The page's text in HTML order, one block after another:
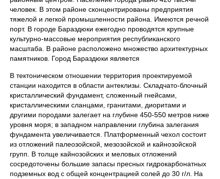
человек. В этом районе сконцентрированы предприятия
тяжелой и легкой промышленности района. Имеются речной
порт. В городе Бараздюки ежегодно проводятся крупные
культурно-массовые мероприятия республиканского
масштаба. В районе расположено множество архитектурных
памятников. Город Бараздюки является
В тектоническом отношении территория проектируемой
станции находится в области антеклизы. Складчато-блочный
кристаллический фундамент, сложенный гнейсами,
кристаллическими сланцами, гранитами, диоритами и
другими породами залегает на глубине 450-550 метров ниже
уровня моря; в западном направлении глубина залегания
фундамента увеличивается. Платформенный чехол состоит
из отложений палеозойской, мезозойской и кайнозойской
групп. В толще кайнозойских и меловых отложений
сосредоточены большие запасы пресных гидрокарбонатных
подземных вод с общей концентрацией солей до 30 г/л. На